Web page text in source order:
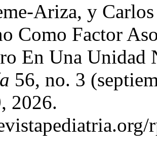
Ariza, y
Como Factor
En Una Unidad
56, no. 3
2026.